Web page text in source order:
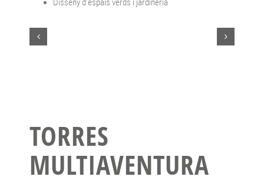
Disseny d’espais verds i jardineria
TORRES
MULTIAVENTURA